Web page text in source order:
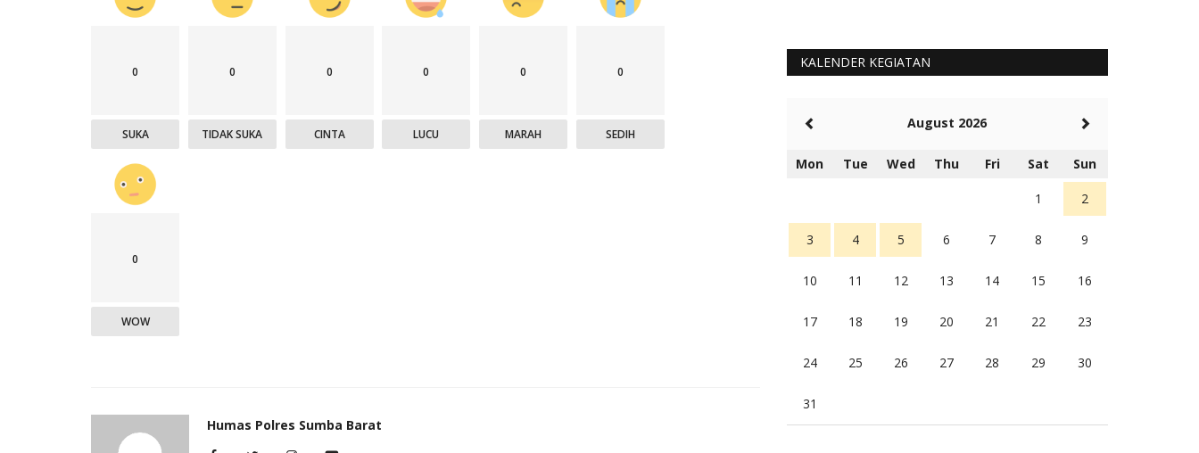
0
SUKA
0
TIDAK SUKA
0
CINTA
0
LUCU
0
MARAH
0
SEDIH
0
WOW
Humas Polres Sumba Barat
KALENDER KEGIATAN
August 2026
Mon Tue Wed Thu Fri Sat Sun
1 2
3 4 5 6 7 8 9
10 11 12 13 14 15 16
17 18 19 20 21 22 23
24 25 26 27 28 29 30
31